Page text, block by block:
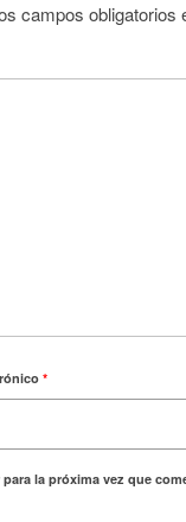
campos obligatorios
*
la próxima vez que